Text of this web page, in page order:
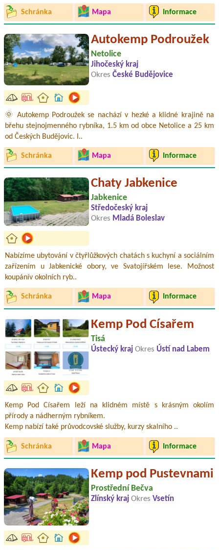
Schránka Mapa Informace
Autokemp Podroužek
Netolice
Jihočeský kraj
Okres České Budějovice
🌞 Autokemp Podroužek se nachází v hezké a klidné krajině na
břehu stejnojmenného rybníka, 1.5 km od obce Netolice a 25 km
od Českých Budějovic. I..
Schránka Mapa Informace
Chaty Jabkenice
Jabkenice
Středočeský kraj
Okres Mladá Boleslav
Nabízíme ubytování v čtyřlůžkových chatách s kuchyní a sociálním
zařízením u Jabkenické obory, ve Svatojířském lese. Možnost
koupánív okolních ryb..
Schránka Mapa Informace
Kemp Pod Císařem
Tisá
Ústecký kraj Okres Ústí nad Labem
Kemp Pod Císařem leží na klidném místě s krásným okolím
přírody a nádherným rybníkem.
Kemp nabízí také průvodcovské služby, kurzy skalního ..
Schránka Mapa Informace
Kemp pod Pustevnami
Prostřední Bečva
Zlínský kraj Okres Vsetín